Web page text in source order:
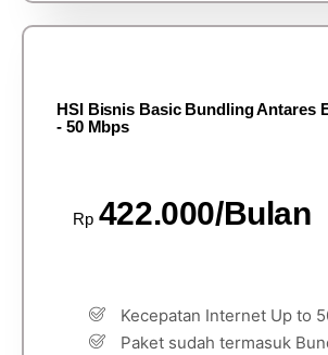
HSI Bisnis Basic Bundling Antares
- 50 Mbps
Rp 422.000/Bulan
Kecepatan Internet Up to
Paket sudah termasuk